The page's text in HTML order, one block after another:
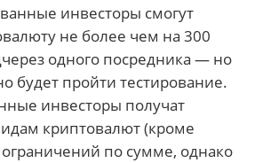
инвесторы смогут
не более чем на 300
одного посредника — но
будет пройти тестирование.
инвесторы получат
криптовалют (кроме
по сумме, однако